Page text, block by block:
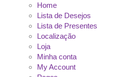
Home
Lista de Desejos
Lista de Presentes
Localização
Loja
Minha conta
My Account